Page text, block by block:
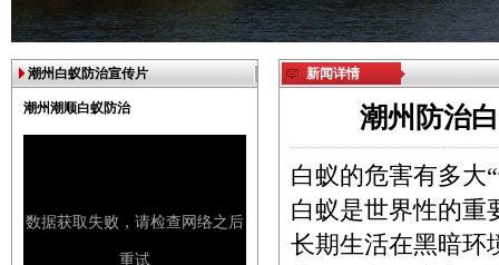
潮州白蚁防治宣传片
潮州潮顺白蚁防治
新闻详情
潮州防治
白蚁的危害有多大
白蚁是世界性的重
长期生活在黑暗环